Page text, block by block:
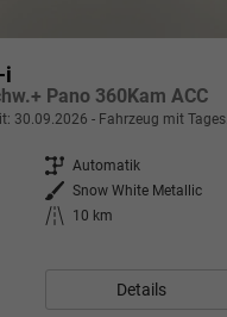
i
Pano 360Kam ACC
30.09.2026 Fahrzeug mit Tageszulassung
Getriebe Automatik
Außenfarbe Snow White Metallic
Kilometerstand
10 km
Details